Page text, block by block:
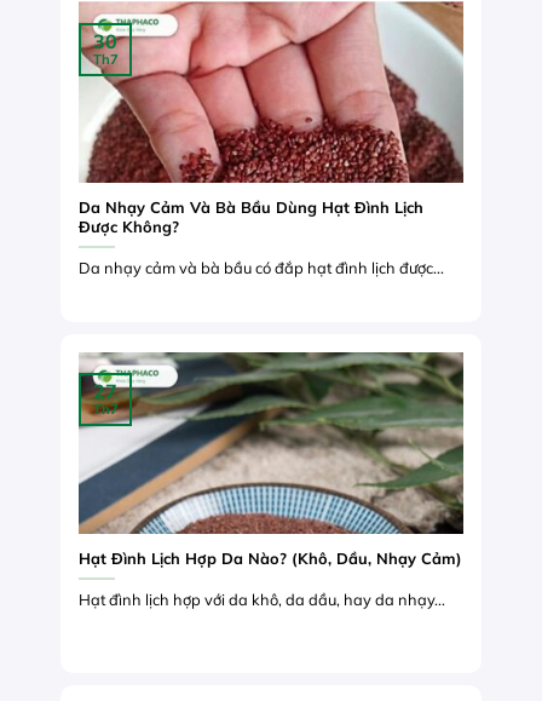
Da Nhạy Cảm Và Bà Bầu Dùng Hạt Đình Lịch
Được Không?
Da nhạy cảm và bà bầu có đắp hạt đình lịch được...
30
Th7
Hạt Đình Lịch Hợp Da Nào? (Khô, Dầu, Nhạy Cảm)
Hạt đình lịch hợp với da khô, da dầu, hay da nhạy...
27
Th7